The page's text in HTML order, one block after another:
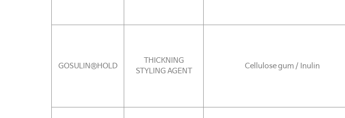
GOSULIN®HOLD
THICKNING
STYLING AGENT
Cellulose gum / Inulin